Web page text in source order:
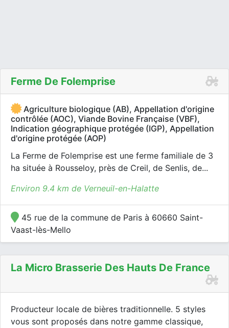
Ferme De Folemprise
Agriculture biologique (AB), Appellation d'origine
contrôlée (AOC), Viande Bovine Française (VBF),
Indication géographique protégée (IGP), Appellation
d'origine protégée (AOP)
La Ferme de Folemprise est une ferme familiale de 3
ha située à Rousseloy, près de Creil, de Senlis, de...
Environ 9.4 km de Verneuil-en-Halatte
45 rue de la commune de Paris à 60660 Saint-
Vaast-lès-Mello
La Micro Brasserie Des Hauts De France
Producteur locale de bières traditionnelle. 5 styles
vous sont proposés dans notre gamme classique,